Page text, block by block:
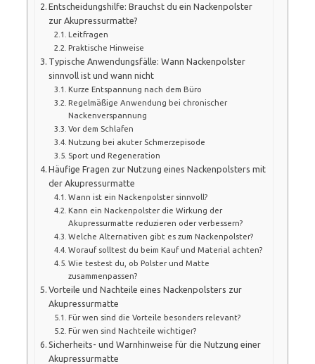
Entscheidungshilfe: Brauchst du ein Nackenpolster
zur Akupressurmatte?
Leitfragen
Praktische Hinweise
Typische Anwendungsfälle: Wann Nackenpolster
sinnvoll ist und wann nicht
Kurze Entspannung nach dem Büro
Regelmäßige Anwendung bei chronischer
Nackenverspannung
Vor dem Schlafen
Nutzung bei akuter Schmerzepisode
Sport und Regeneration
Häufige Fragen zur Nutzung eines Nackenpolsters mit
der Akupressurmatte
Wann ist ein Nackenpolster sinnvoll?
Kann ein Nackenpolster die Wirkung der
Akupressurmatte reduzieren oder verbessern?
Welche Alternativen gibt es zum Nackenpolster?
Worauf solltest du beim Kauf und Material achten?
Wie testest du, ob Polster und Matte
zusammenpassen?
Vorteile und Nachteile eines Nackenpolsters zur
Akupressurmatte
Für wen sind die Vorteile besonders relevant?
Für wen sind Nachteile wichtiger?
Sicherheits- und Warnhinweise für die Nutzung einer
Akupressurmatte